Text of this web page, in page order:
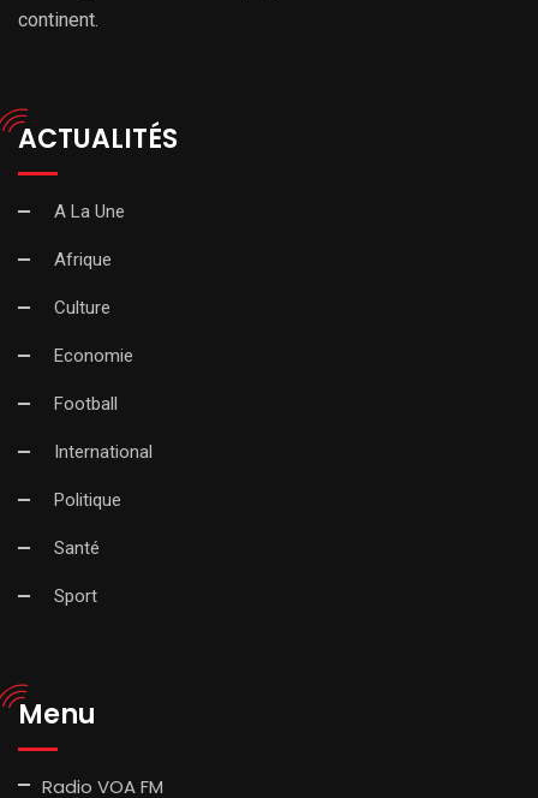
continent.
ACTUALITÉS
A La Une
Afrique
Culture
Economie
Football
International
Politique
Santé
Sport
Menu
Radio VOA FM